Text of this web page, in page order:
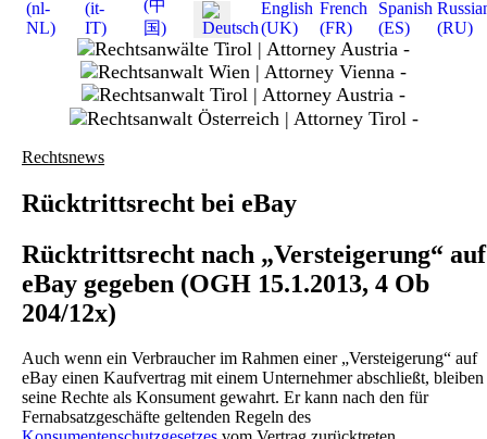
Rechtsnews
Rücktrittsrecht bei eBay
Rücktrittsrecht nach „Versteigerung“ auf
eBay gegeben (OGH 15.1.2013, 4 Ob
204/12x)
Auch wenn ein Verbraucher im Rahmen einer „Versteigerung“ auf
eBay einen Kaufvertrag mit einem Unternehmer abschließt, bleiben
seine Rechte als Konsument gewahrt. Er kann nach den für
Fernabsatzgeschäfte geltenden Regeln des